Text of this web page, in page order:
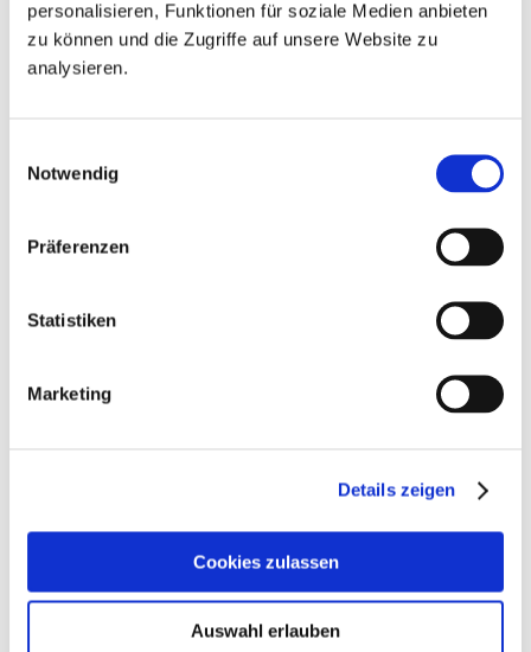
personalisieren, Funktionen für soziale Medien anbieten
zu können und die Zugriffe auf unsere Website zu
analysieren.
Notwendig
Präferenzen
Statistiken
Marketing
Details zeigen
Cookies zulassen
Auswahl erlauben
Le Terrazze bietet seinen Besuchern ein
umfassendes und abwechslungsreiches